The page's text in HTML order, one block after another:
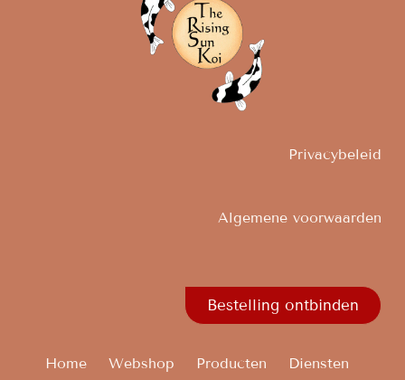
Privacybeleid
Algemene voorwaarden
Bestelling ontbinden
Home Webshop Producten Diensten